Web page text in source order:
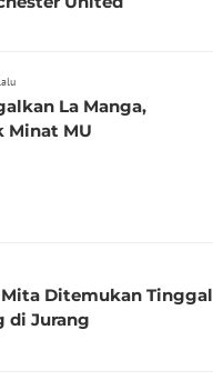
La Manga,
Minat MU
Ditemukan Tinggal
di Jurang